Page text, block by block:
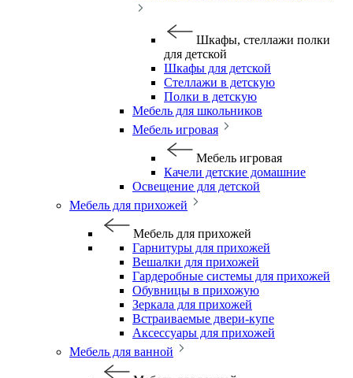
Шкафы, стеллажи полки
для детской
Шкафы для детской
Стеллажи в детскую
Полки в детскую
Мебель для школьников
Мебель игровая
Мебель игровая
Качели детские домашние
Освещение для детской
Мебель для прихожей
Мебель для прихожей
Гарнитуры для прихожей
Вешалки для прихожей
Гардеробные системы для прихожей
Обувницы в прихожую
Зеркала для прихожей
Встраиваемые двери-купе
Аксессуары для прихожей
Мебель для ванной